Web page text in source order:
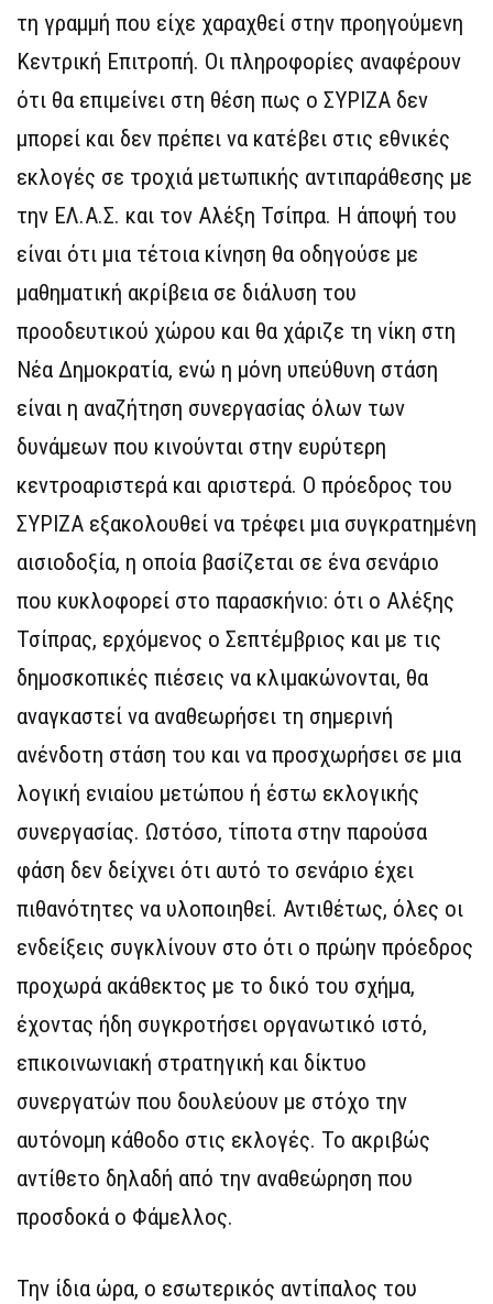
τη γραμμή που είχε χαραχθεί στην προηγούμενη
Κεντρική Επιτροπή. Οι πληροφορίες αναφέρουν
ότι θα επιμείνει στη θέση πως ο ΣΥΡΙΖΑ δεν
μπορεί και δεν πρέπει να κατέβει στις εθνικές
εκλογές σε τροχιά μετωπικής αντιπαράθεσης με
την ΕΛ.Α.Σ. και τον Αλέξη Τσίπρα. Η άποψή του
είναι ότι μια τέτοια κίνηση θα οδηγούσε με
μαθηματική ακρίβεια σε διάλυση του
προοδευτικού χώρου και θα χάριζε τη νίκη στη
Νέα Δημοκρατία, ενώ η μόνη υπεύθυνη στάση
είναι η αναζήτηση συνεργασίας όλων των
δυνάμεων που κινούνται στην ευρύτερη
κεντροαριστερά και αριστερά. Ο πρόεδρος του
ΣΥΡΙΖΑ εξακολουθεί να τρέφει μια συγκρατημένη
αισιοδοξία, η οποία βασίζεται σε ένα σενάριο
που κυκλοφορεί στο παρασκήνιο: ότι ο Αλέξης
Τσίπρας, ερχόμενος ο Σεπτέμβριος και με τις
δημοσκοπικές πιέσεις να κλιμακώνονται, θα
αναγκαστεί να αναθεωρήσει τη σημερινή
ανένδοτη στάση του και να προσχωρήσει σε μια
λογική ενιαίου μετώπου ή έστω εκλογικής
συνεργασίας. Ωστόσο, τίποτα στην παρούσα
φάση δεν δείχνει ότι αυτό το σενάριο έχει
πιθανότητες να υλοποιηθεί. Αντιθέτως, όλες οι
ενδείξεις συγκλίνουν στο ότι ο πρώην πρόεδρος
προχωρά ακάθεκτος με το δικό του σχήμα,
έχοντας ήδη συγκροτήσει οργανωτικό ιστό,
επικοινωνιακή στρατηγική και δίκτυο
συνεργατών που δουλεύουν με στόχο την
αυτόνομη κάθοδο στις εκλογές. Το ακριβώς
αντίθετο δηλαδή από την αναθεώρηση που
προσδοκά ο Φάμελλος.
Την ίδια ώρα, ο εσωτερικός αντίπαλος του